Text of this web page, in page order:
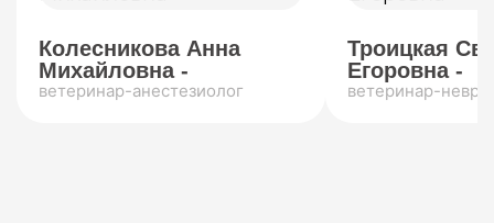
Колесникова Анна
Михайловна -
ветеринар-анестезиолог
Троицкая
Егоровна -
ветеринар-